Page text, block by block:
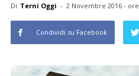
Di Terni Oggi - 2 Novembre 2016 - ore
Condividi su Facebook